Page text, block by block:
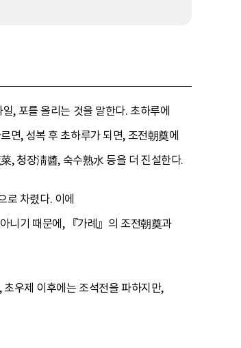
, 포를 올리는 것을 말한다. 초하루에
면, 성복 후 초하루가 되면, 조전朝奠에
, 청장淸醬, 숙수熟水 등을 더 진설한다.
로 차렸다. 이에
니기 때문에, 『가례』의 조전朝奠과
우제 이후에는 조석전을 파하지만,